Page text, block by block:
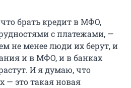
брать кредит в МФО,
с платежами, —
не менее люди их берут, и
и в МФО, и в банках
И я думаю, что
— это такая новая